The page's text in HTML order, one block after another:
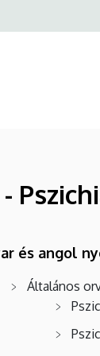
és angol
Általános